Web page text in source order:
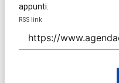
appunti.
RSS link